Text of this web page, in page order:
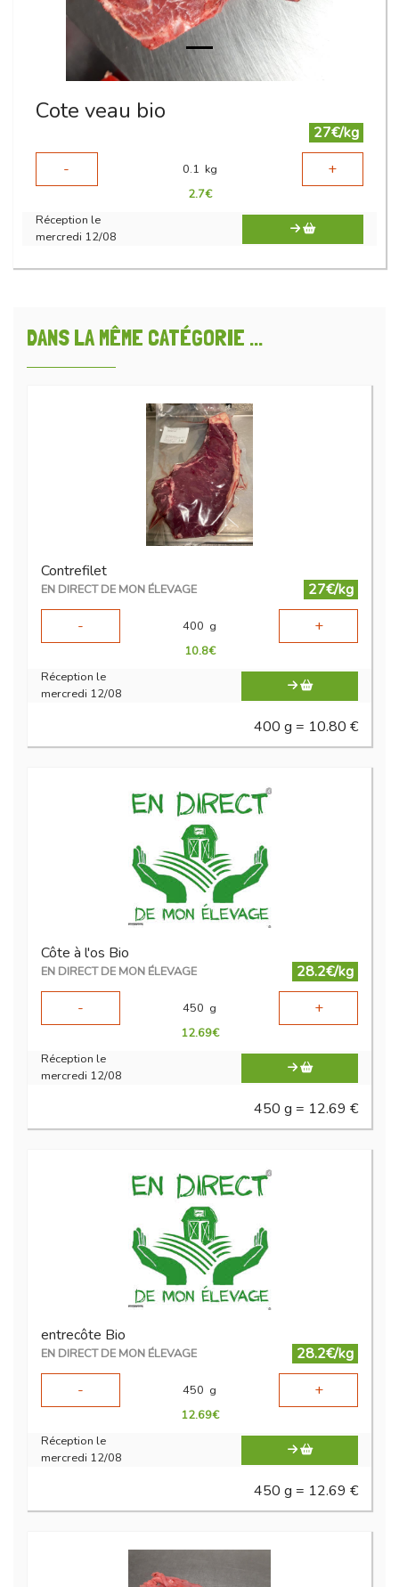
Cote veau bio
27€/kg
-
0.1 kg +
2.7€
Réception le
mercredi 12/08
DANS LA MÊME CATÉGORIE ...
Contrefilet
EN DIRECT DE MON ÉLEVAGE
27€/kg
-
400 g +
10.8€
Réception le
mercredi 12/08
400 g = 10.80 €
Côte à l'os Bio
EN DIRECT DE MON ÉLEVAGE
28.2€/kg
-
450 g +
12.69€
Réception le
mercredi 12/08
450 g = 12.69 €
entrecôte Bio
EN DIRECT DE MON ÉLEVAGE
28.2€/kg
-
450 g +
12.69€
Réception le
mercredi 12/08
450 g = 12.69 €